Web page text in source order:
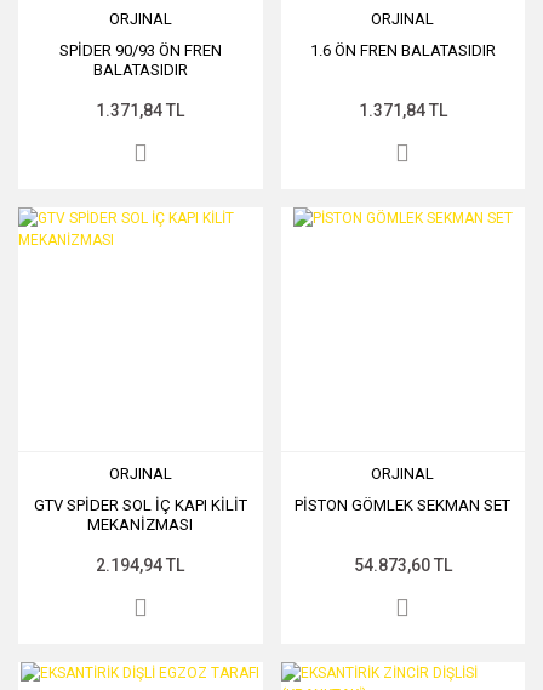
ORJINAL
SPİDER 90/93 ÖN FREN
BALATASIDIR
1.371,84 TL
ORJINAL
1.6 ÖN FREN BALATASIDIR
1.371,84 TL
ORJINAL
GTV SPİDER SOL İÇ KAPI KİLİT
MEKANİZMASI
2.194,94 TL
ORJINAL
PİSTON GÖMLEK SEKMAN SET
54.873,60 TL